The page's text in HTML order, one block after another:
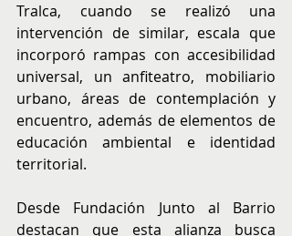
Tralca, cuando se realizó una
intervención de similar, escala que
incorporó rampas con accesibilidad
universal, un anfiteatro, mobiliario
urbano, áreas de contemplación y
encuentro, además de elementos de
educación ambiental e identidad
territorial.
Desde Fundación Junto al Barrio
destacan que esta alianza busca